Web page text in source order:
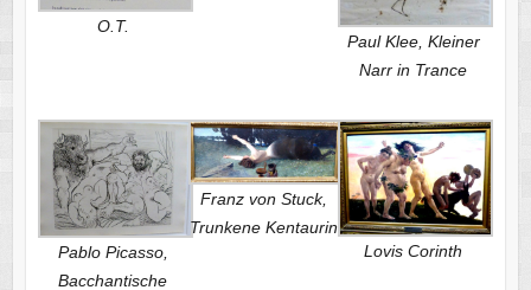
O.T.
Paul Klee, Kleiner
Narr in Trance
Pablo Picasso,
Bacchantische
Franz von Stuck,
Trunkene Kentaurin
Lovis Corinth